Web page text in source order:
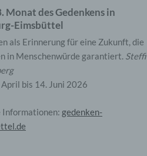
Monat des Gedenkens in
Eimsbüttel
als Erinnerung für eine Zukunft, die
in Menschenwürde garantiert. Steffi
April bis 14. Juni 2026
Informationen: gedenken-